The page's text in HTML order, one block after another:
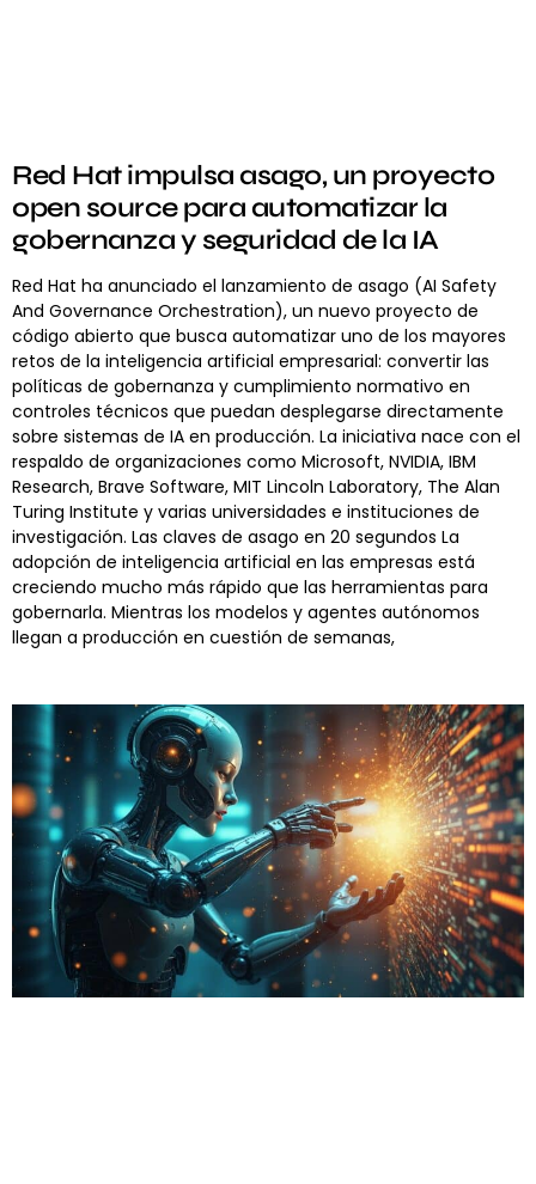
Red Hat impulsa asago, un proyecto
open source para automatizar la
gobernanza y seguridad de la IA
Red Hat ha anunciado el lanzamiento de asago (AI Safety
And Governance Orchestration), un nuevo proyecto de
código abierto que busca automatizar uno de los mayores
retos de la inteligencia artificial empresarial: convertir las
políticas de gobernanza y cumplimiento normativo en
controles técnicos que puedan desplegarse directamente
sobre sistemas de IA en producción. La iniciativa nace con el
respaldo de organizaciones como Microsoft, NVIDIA, IBM
Research, Brave Software, MIT Lincoln Laboratory, The Alan
Turing Institute y varias universidades e instituciones de
investigación. Las claves de asago en 20 segundos La
adopción de inteligencia artificial en las empresas está
creciendo mucho más rápido que las herramientas para
gobernarla. Mientras los modelos y agentes autónomos
llegan a producción en cuestión de semanas,